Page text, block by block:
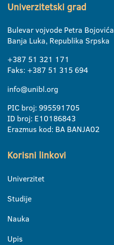
Univerzitetski grad
Bulevar vojvode Petra Bojovića
Banja Luka, Republika Srpska
+387 51 321 171
Faks: +387 51 315 694
info@unibl.org
PIC broj: 995591705
ID broj: E10186843
Erazmus kod: BA BANJA02
Korisni linkovi
Univerzitet
Studije
Nauka
Upis